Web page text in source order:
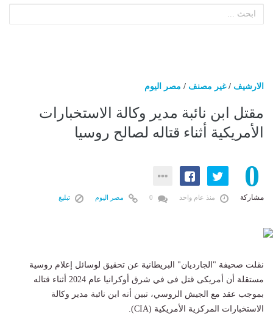
الارشيف /غير مصنف / مصر اليوم
مقتل ابن نائبة مدير وكالة الاستخبارات
الأمريكية أثناء قتاله لصالح روسيا
0
مشاركة منذ عام واحد مصر اليوم تبليغ
نقلت صحيفة "الجارديان" البريطانية عن تحقيق لوسائل إعلام روسية
مستقلة أن أمريكى قتل فى في شرق أوكرانيا عام 2024 أثناء قتاله
بموجب عقد مع الجيش الروسي، تبين أنه ابن نائبة مدير وكالة
الاستخبارات المركزية الأمريكية (CIA).